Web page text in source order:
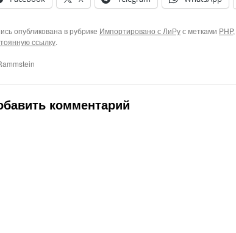
опубликована в рубрике Импортировано с ЛиРус метками PHP,
ссылку.
комментарий